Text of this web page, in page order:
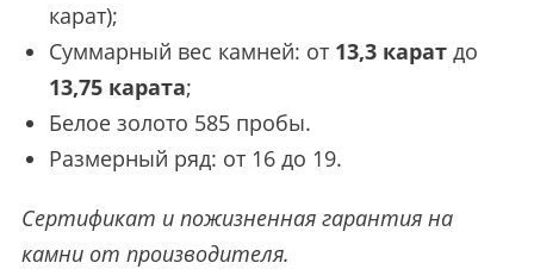
карат);
Суммарный вес камней: от 13,3 каратдо
13,75 карата;
Белое золото 585 пробы.
Размерный ряд: от 16 до 19.
Сертификат и пожизненная гарантия на
камни от производителя.